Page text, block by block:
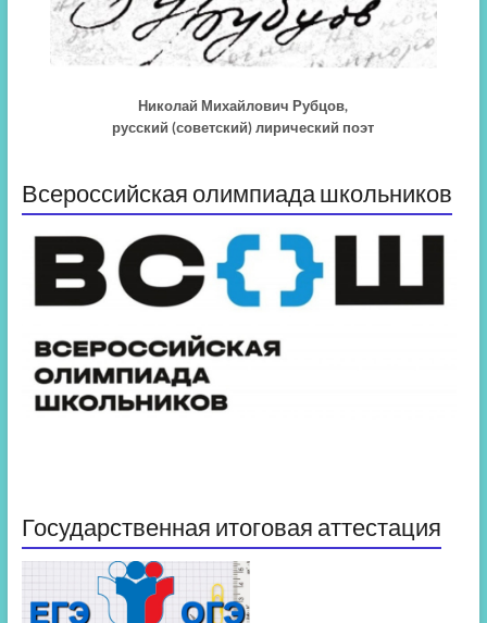
Николай Михайлович Рубцов,
русский (советский) лирический поэт
Всероссийская олимпиада школьников
Государственная итоговая аттестация